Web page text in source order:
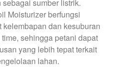
sumber listrik.
Moisturizer berfungsi
kelembapan dan kesuburan
sehingga petani dapat
yang lebih tepat terkait
lahan.